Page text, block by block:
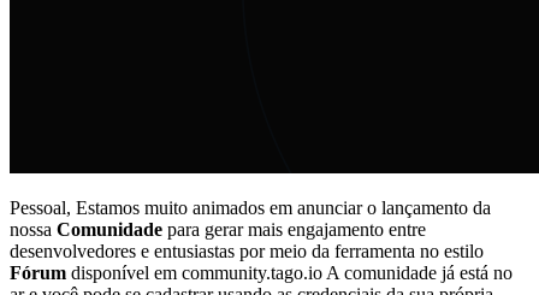
Pessoal, Estamos muito animados em anunciar o lançamento da
nossa Comunidade para gerar mais engajamento entre
desenvolvedores e entusiastas por meio da ferramenta no estilo
Fórum disponível em community.tago.io A comunidade já está no